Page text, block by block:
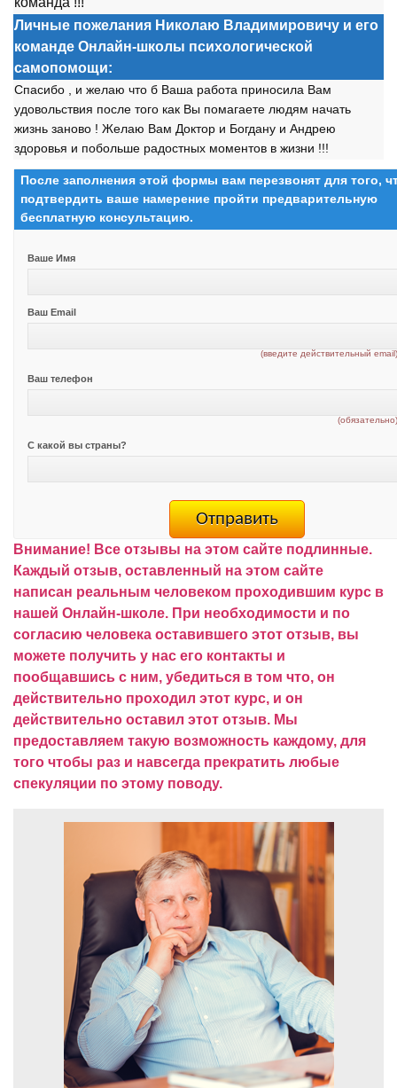
Личные пожелания Николаю Владимировичу и его
команде Онлайн-школы психологической
самопомощи:
Спасибо , и желаю что б Ваша работа приносила Вам
удовольствия после того как Вы помагаете людям начать
жизнь заново ! Желаю Вам Доктор и Богдану и Андрею
здоровья и побольше радостных моментов в жизни !!!
После заполнения этой формы вам перезвонят для того,
подтвердить ваше намерение пройти предварительную
бесплатную консультацию.
Ваше Имя
Ваш Email
(введите действительный
Ваш телефон
С какой вы страны?
Внимание! Все отзывы на этом сайте подлинные.
Каждый отзыв, оставленный на этом сайте
написан реальным человеком проходившим курс в
нашей Онлайн-школе. При необходимости и по
согласию человека оставившего этот отзыв, вы
можете получить у нас его контакты и
пообщавшись с ним, убедиться в том что, он
действительно проходил этот курс, и он
действительно оставил этот отзыв. Мы
предоставляем такую возможность каждому, для
того чтобы раз и навсегда прекратить любые
спекуляции по этому поводу.